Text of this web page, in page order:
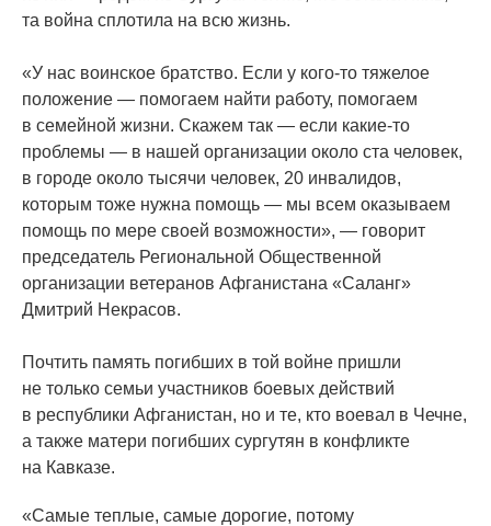
та война сплотила на всю жизнь.
«У нас воинское братство. Если у кого-то тяжелое
положение — помогаем найти работу, помогаем
в семейной жизни. Скажем так — если какие-то
проблемы — в нашей организации около ста человек,
в городе около тысячи человек, 20 инвалидов,
которым тоже нужна помощь — мы всем оказываем
помощь по мере своей возможности», — говорит
председатель Региональной Общественной
организации ветеранов Афганистана «Саланг»
Дмитрий Некрасов.
Почтить память погибших в той войне пришли
не только семьи участников боевых действий
в республики Афганистан, но и те, кто воевал в Чечне,
а также матери погибших сургутян в конфликте
на Кавказе.
«Самые теплые, самые дорогие, потому